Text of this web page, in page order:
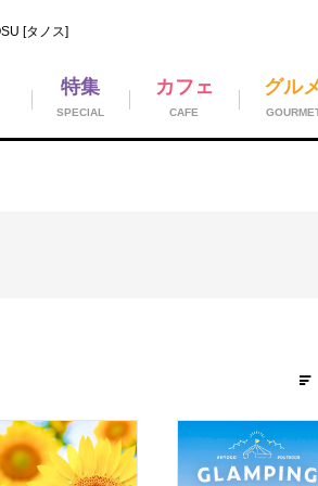
[タノス]
グル
カフェ
CAFE
特集
SPECIAL